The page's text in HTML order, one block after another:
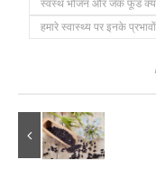
स्वस्थ भोजन और जंक फूड
हमारे स्वास्थ्य पर इनके